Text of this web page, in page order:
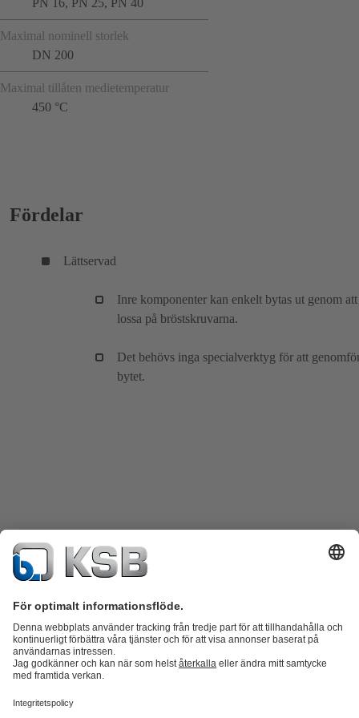
PN 16, PN 25, PN 40
Maximal nominell storlek
DN 200
Maximal tillåten medietemperatur
450 °C
Fördelar
Lättservad
Inre komponenter kan enkelt bytas ut genom att
lossa på bröstskruvarna.
Det behövs inga specialverktyg för att
bytet.